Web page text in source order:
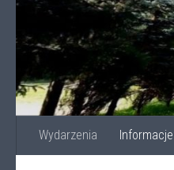
Wydarzenia Informacje